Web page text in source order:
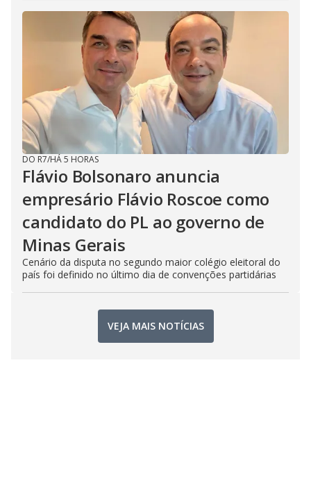
DO R7/HÁ 5 HORAS
Flávio Bolsonaro anuncia
empresário Flávio Roscoe como
candidato do PL ao governo de
Minas Gerais
Cenário da disputa no segundo maior colégio eleitoral do
país foi definido no último dia de convenções partidárias
VEJA MAIS NOTÍCIAS